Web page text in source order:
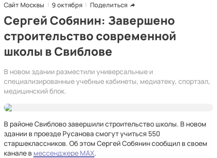
Сайт Москвы 9 октября Поделиться
Сергей Собянин: Завершено
строительство современной
школы в Свиблове
В новом здании разместили универсальные и
специализированные учебные кабинеты, медиатеку, спортзал,
медицинский блок.
В районе Свиблово завершили строительство школы. В новом
здании в проезде Русанова смогут учиться 550
старшеклассников. Об этом Сергей Собянин сообщил в своем
канале в мессенджере MAX.